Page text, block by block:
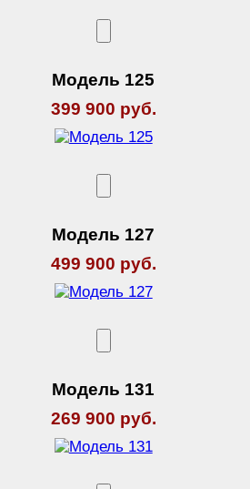
Модель 125
399 900 руб.
Модель 127
499 900 руб.
Модель 131
269 900 руб.